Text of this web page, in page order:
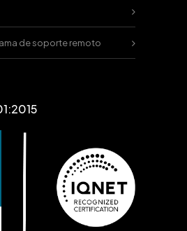
de soporte remoto